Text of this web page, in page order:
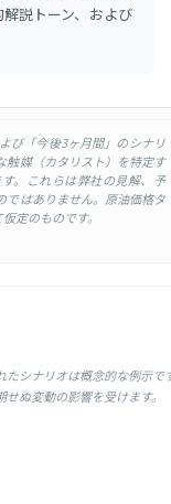
説トーン、および
び「今後3ヶ月間」のシナリ
触媒（カタリスト）を特定す
。これらは弊社の見解、予
ではありません。原油価格タ
定のものです。
シナリオは概念的な例示で
ぬ変動の影響を受けます。